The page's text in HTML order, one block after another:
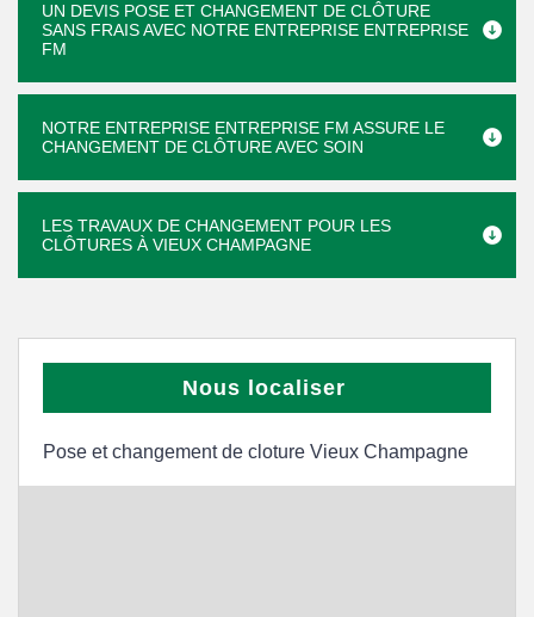
UN DEVIS POSE ET CHANGEMENT DE CLÔTURE
SANS FRAIS AVEC NOTRE ENTREPRISE ENTREPRISE
FM
NOTRE ENTREPRISE ENTREPRISE FM ASSURE LE
CHANGEMENT DE CLÔTURE AVEC SOIN
LES TRAVAUX DE CHANGEMENT POUR LES
CLÔTURES À VIEUX CHAMPAGNE
Nous localiser
Pose et changement de cloture Vieux Champagne